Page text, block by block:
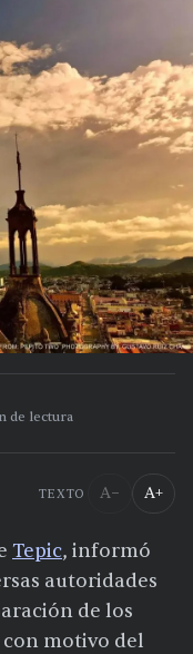
de lectura
TEXTO A− A+
Tepic, informó
autoridades
de los
motivo del